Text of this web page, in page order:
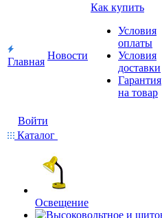
Главная
Новости
Как купить
Условия
оплаты
Условия
доставки
Гарантия
на товар
Войти
Каталог
Освещение